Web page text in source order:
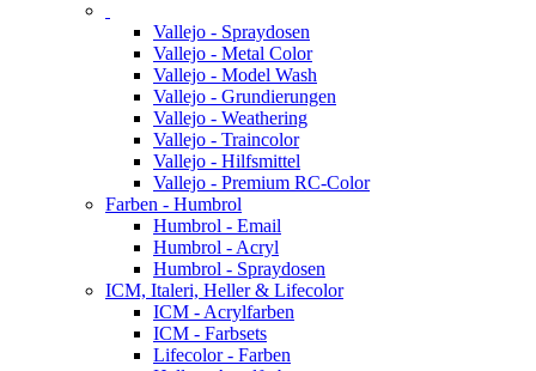
Vallejo - Spraydosen
Vallejo - Metal Color
Vallejo - Model Wash
Vallejo - Grundierungen
Vallejo - Weathering
Vallejo - Traincolor
Vallejo - Hilfsmittel
Vallejo - Premium RC-Color
Farben - Humbrol
Humbrol - Email
Humbrol - Acryl
Humbrol - Spraydosen
ICM, Italeri, Heller & Lifecolor
ICM - Acrylfarben
ICM - Farbsets
Lifecolor - Farben